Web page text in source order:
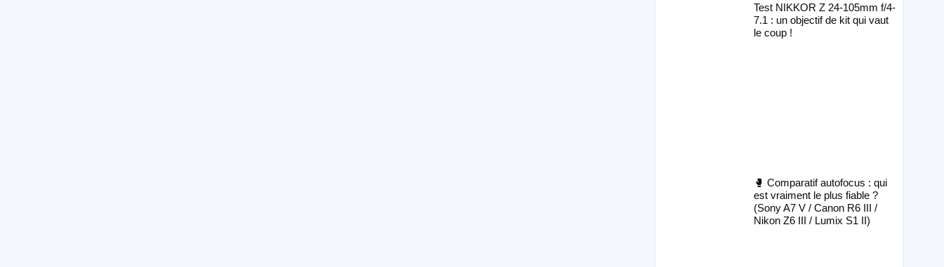
Test NIKKOR Z 24-105mm f/4-
7.1 : un objectif de kit qui vaut
le coup !
🥊 Comparatif autofocus : qui
est vraiment le plus fiable ?
(Sony A7 V / Canon R6 III /
Nikon Z6 III / Lumix S1 II)